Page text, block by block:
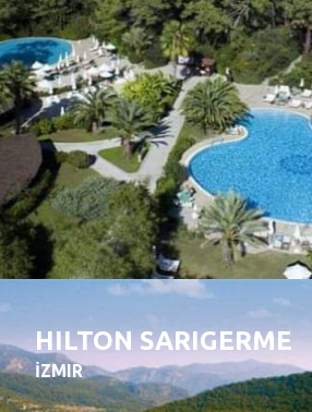
HILTON SARIGERME
İZMIR